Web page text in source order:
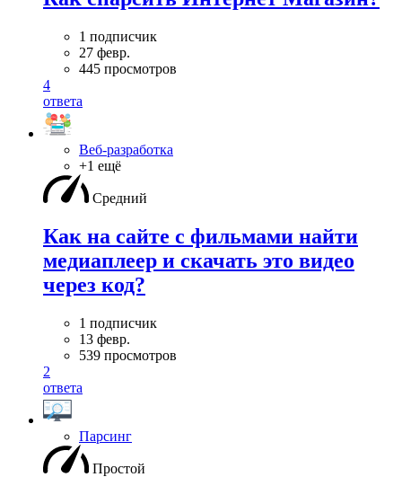
1 подписчик
27 февр.
445 просмотров
4
ответа
Веб-разработка
+1 ещё
Средний
Как на сайте с фильмами найти
медиаплеер и скачать это видео
через код?
1 подписчик
13 февр.
539 просмотров
2
ответа
Парсинг
Простой